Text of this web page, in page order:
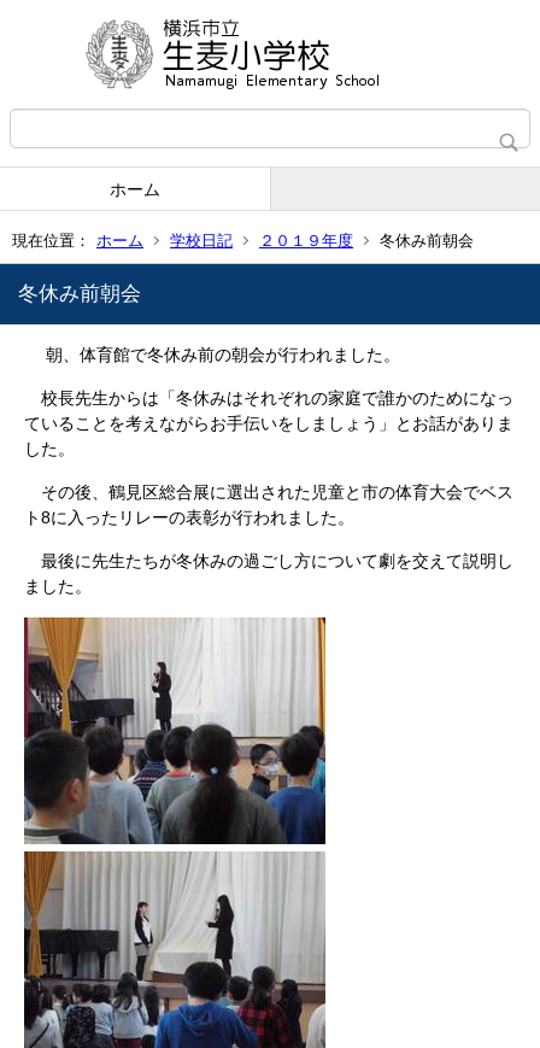
ホーム
現在位置： ホーム 学校日記 ２０１９年度 冬休み前朝会
冬休み前朝会
朝、体育館で冬休み前の朝会が行われました。
校長先生からは「冬休みはそれぞれの家庭で誰かのためになっ
ていることを考えながらお手伝いをしましょう」とお話がありま
した。
その後、鶴見区総合展に選出された児童と市の体育大会でベス
ト8に入ったリレーの表彰が行われました。
最後に先生たちが冬休みの過ごし方について劇を交えて説明し
ました。